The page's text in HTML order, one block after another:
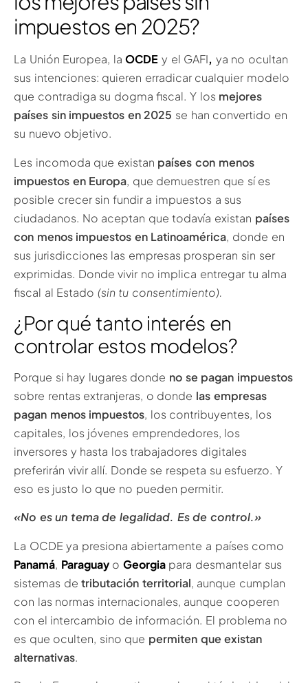
impuestos en 2025?
La Unión Europea, laOCDE y el GAFI, ya no ocultan
sus intenciones: quieren erradicar cualquier modelo
que contradiga su dogma fiscal. Y los mejores
países sin impuestos en 2025 se han convertido en
su nuevo objetivo.
Les incomoda que existan países con menos
impuestos en Europa, que demuestren que sí es
posible crecer sin fundir a impuestos a sus
ciudadanos. No aceptan que todavía existan países
con menos impuestos en Latinoamérica, donde en
sus jurisdicciones las empresas prosperan sin ser
exprimidas. Donde vivir no implica entregar tu alma
fiscal al Estado (sin tu consentimiento).
¿Por qué tanto interés en
controlar estos modelos?
Porque si hay lugares donde no se pagan impuestos
sobre rentas extranjeras, o donde las empresas
pagan menos impuestos, los contribuyentes, los
capitales, los jóvenes emprendedores, los
inversores y hasta los trabajadores digitales
preferirán vivir allí. Donde se respeta su esfuerzo. Y
eso es justo lo que no pueden permitir.
«No es un tema de legalidad. Es de control.»
La OCDE ya presiona abiertamente a países como
Panamá, Paraguayo Georgiapara desmantelar sus
sistemas detributación territorial, aunque cumplan
con las normas internacionales, aunque cooperen
con el intercambio de información. El problema no
es que oculten, sino que permiten que existan
alternativas.